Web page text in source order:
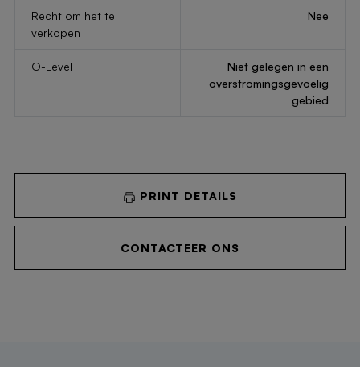
Recht om het te
verkopen
Nee
O-Level
Niet gelegen in een
overstromingsgevoelig
gebied
PRINT DETAILS
CONTACTEER ONS